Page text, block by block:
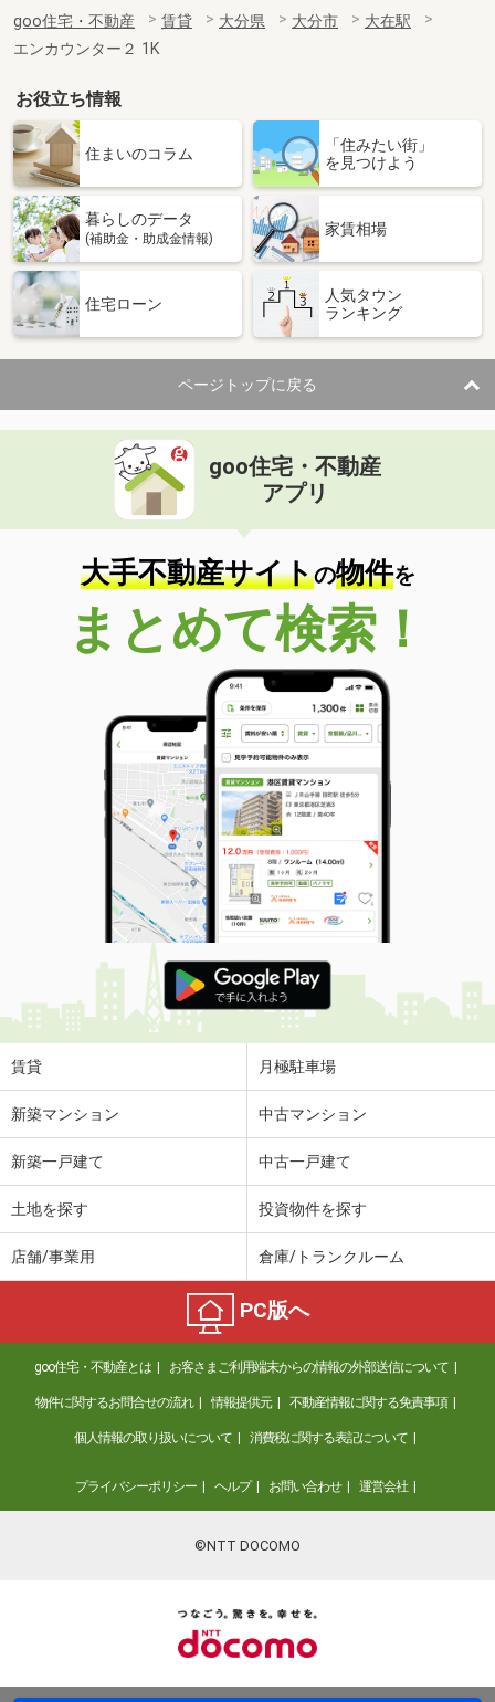
goo住宅・不動産 賃貸 大分県 大分市
大在駅
エンカウンター２ 1K
お役立ち情報
住まいのコラム
「住みたい街」
を見つけよう
暮らしのデータ
(補助金・助成金情報)
家賃相場
住宅ローン
人気タウン
ランキング
ページトップに戻る
goo住宅・不動産
アプリ
大手不動産サイトの物件を
まとめて検索！
賃貸 月極駐車場
新築マンション 中古マンション
新築一戸建て 中古一戸建て
土地を探す 投資物件を探す
店舗/事業用 倉庫/トランクルーム
PC版へ
goo住宅・不動産とは お客さまご利用端末からの情報の外部送信について
物件に関するお問合せの流れ 情報提供元 不動産情報に関する免責事項
個人情報の取り扱いについて 消費税に関する表記について
プライバシーポリシー ヘルプ お問い合わせ 運営会社
©NTT DOCOMO